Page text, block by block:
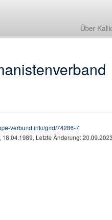
Über
verbund.info/gnd/74286-7
18.04.1989, Letzte Änderung: 20.09.2023